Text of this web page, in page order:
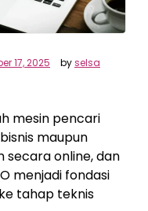
17, 2025 byselsa
mesin pencari
maupun
secara online, dan
menjadi fondasi
tahap teknis